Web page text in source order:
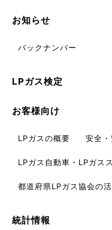
お知らせ
バックナンバー
LPガス検定
お客様向け
LPガスの概要 安全
LPガス自動車・ LPガス
都道府県LPガス協会の
統計情報